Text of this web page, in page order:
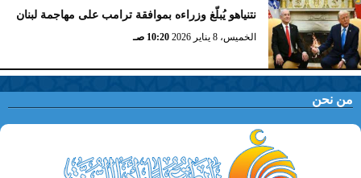
نتنياهو يُبلّغ وزراءه بموافقة ترامب على مهاجمة لبنان
الخميس، 8 يناير 2026 10:20 صـ
من نحن